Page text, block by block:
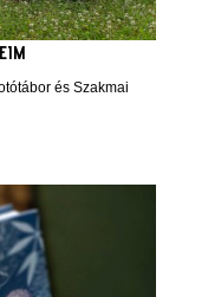
és Szakmai